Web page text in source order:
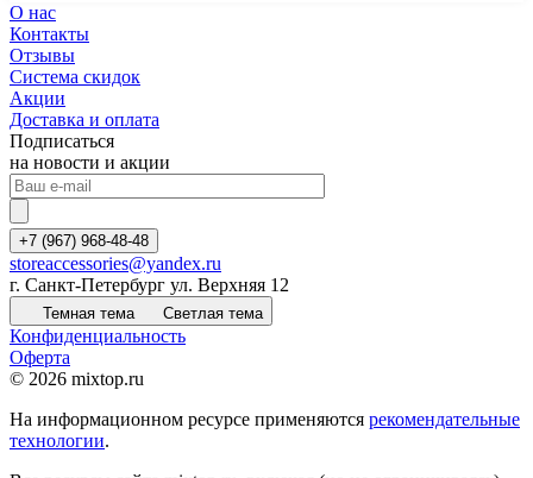
О нас
Контакты
Отзывы
Система скидок
Акции
Доставка и оплата
Подписаться
на новости и акции
+7 (967) 968-48-48
storeaccessories@yandex.ru
г. Санкт-Петербург ул. Верхняя 12
Темная тема Светлая тема
Конфиденциальность
Оферта
© 2026 mixtop.ru
На информационном ресурсе применяются рекомендательные
технологии.